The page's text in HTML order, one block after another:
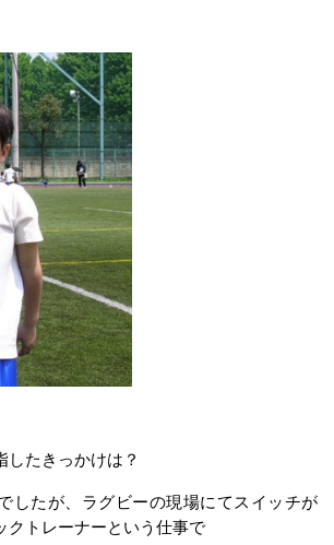
たきっかけは？
したが、ラグビーの現場にてスイッチが
クトレーナーという仕事で